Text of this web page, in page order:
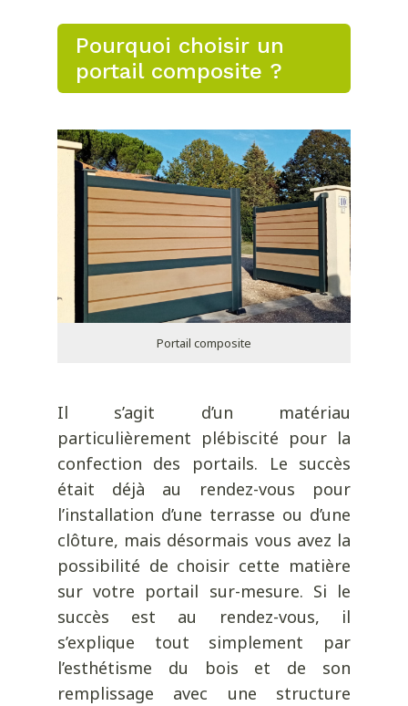
Pourquoi choisir un
portail composite ?
Portail composite
Il s’agit d’un matériau
particulièrement plébiscité pour la
confection des portails. Le succès
était déjà au rendez-vous pour
l’installation d’une terrasse ou d’une
clôture, mais désormais vous avez la
possibilité de choisir cette matière
sur votre portail sur-mesure. Si le
succès est au rendez-vous, il
s’explique tout simplement par
l’esthétisme du bois et de son
remplissage avec une structure